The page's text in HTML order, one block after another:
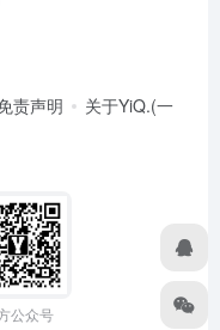
责声明
关于YiQ.(一
公众号